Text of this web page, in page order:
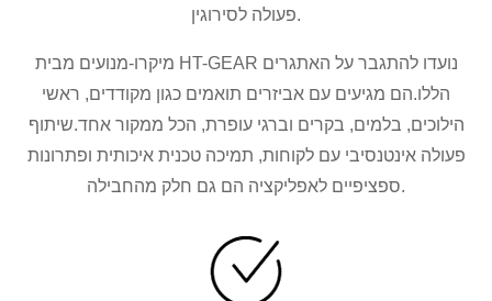
פעולה לסירוגין.
מיקרו-מנועים מבית HT-GEAR נועדו להתגבר על האתגרים
הללו.הם מגיעים עם אביזרים תואמים כגון מקודדים, ראשי
הילוכים, בלמים, בקרים וברגי עופרת, הכל ממקור אחד.שיתוף
פעולה אינטנסיבי עם לקוחות, תמיכה טכנית איכותית ופתרונות
ספציפיים לאפליקציה הם גם חלק מהחבילה.